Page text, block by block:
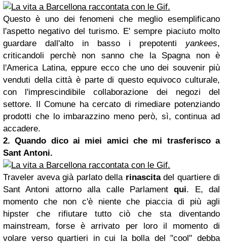
Questo è uno dei fenomeni che meglio esemplificano
l'aspetto negativo del turismo. E' sempre piaciuto molto
guardare dall'alto in basso i prepotenti yankees,
criticandoli perchè non sanno che la Spagna non è
l'America Latina, eppure ecco che uno dei souvenir più
venduti della città è parte di questo equivoco culturale,
con l'imprescindibile collaborazione dei negozi del
settore. Il Comune ha cercato di rimediare potenziando
prodotti che lo imbarazzino meno però, sì, continua ad
accadere.
2. Quando dico ai miei amici che mi trasferisco a
Sant Antoni.
Traveler aveva già parlato della rinascitadel quartiere di
Sant Antoni attorno alla calle Parlamentqui. E, dal
momento che non c'è niente che piaccia di più agli
hipster che rifiutare tutto ciò che sta diventando
mainstream, forse è arrivato per loro il momento di
volare verso quartieri in cui la bolla del "cool" debba